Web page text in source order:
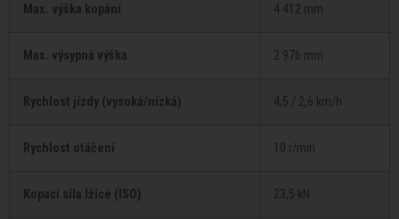
Max. výška kopání 4 412 mm
Max. výsypná výška 2 976 mm
Rychlost jízdy (vysoká/nízká) 4,5 / 2,6 km/h
Rychlost otáčení 10 r/min
Kopací síla lžíce (ISO) 23,5 kN